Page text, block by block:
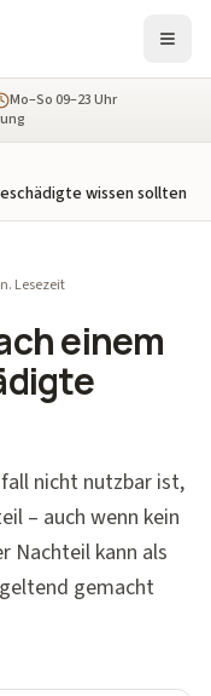
Mo–So 09–23 Uhr
wissen sollten
Lesezeit
einem
nicht nutzbar ist,
– auch wenn kein
Nachteil kann als
geltend gemacht